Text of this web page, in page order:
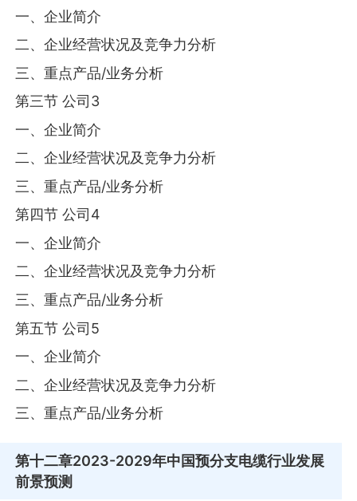
一、企业简介
二、企业经营状况及竞争力分析
三、重点产品/业务分析
第三节 公司3
一、企业简介
二、企业经营状况及竞争力分析
三、重点产品/业务分析
第四节 公司4
一、企业简介
二、企业经营状况及竞争力分析
三、重点产品/业务分析
第五节 公司5
一、企业简介
二、企业经营状况及竞争力分析
三、重点产品/业务分析
第十二章2023-2029年中国预分支电缆行业发展
前景预测